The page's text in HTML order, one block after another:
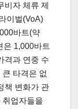
비자 체류 제
이벌(VoA)
바트(약
은 1,000바트
격과 연중 수
타격은 없
책 변화가 관
취업자들을